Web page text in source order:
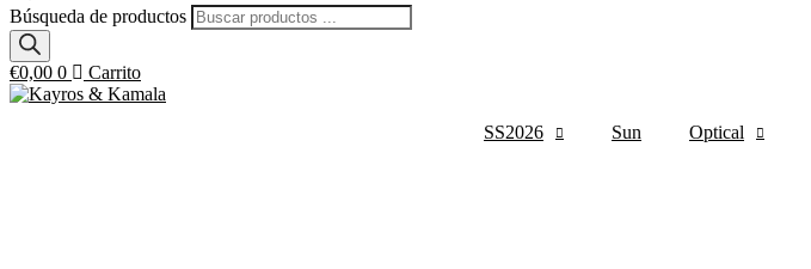
Búsqueda de productos
€0,00 0 Carrito
SS2026 Sun Optical